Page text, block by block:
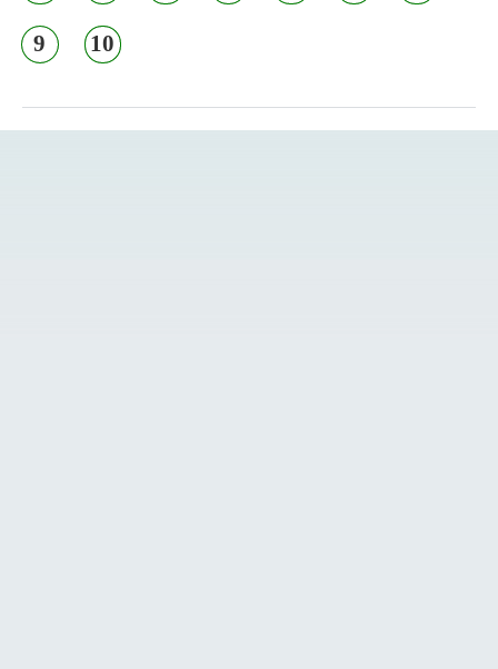
9 10